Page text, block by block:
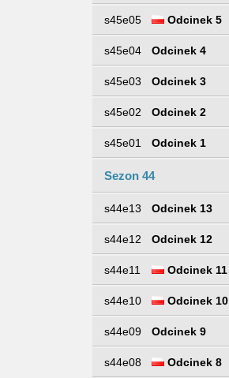
s45e05 Odcinek 5
s45e04 Odcinek 4
s45e03 Odcinek 3
s45e02 Odcinek 2
s45e01 Odcinek 1
Sezon 44
s44e13 Odcinek 13
s44e12 Odcinek 12
s44e11 Odcinek 11
s44e10 Odcinek 10
s44e09 Odcinek 9
s44e08 Odcinek 8